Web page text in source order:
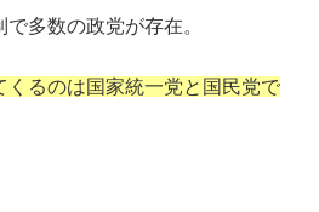
多数の政党が存在。
くるのは国家統一党と国民党で